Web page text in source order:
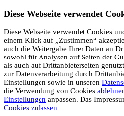
Diese Webseite verwendet
Diese Webseite verwendet Cookies
einem Klick auf „Zustimmen“
auch die Weitergabe Ihrer Daten an
sowohl für Analysen auf Seiten der
als auch auf Drittanbieterseiten
zur Datenverarbeitung durch
Einstellungen sowie in unseren
die Verwendung von Cookies
Einstellungen anpassen. Das
Cookies zulassen